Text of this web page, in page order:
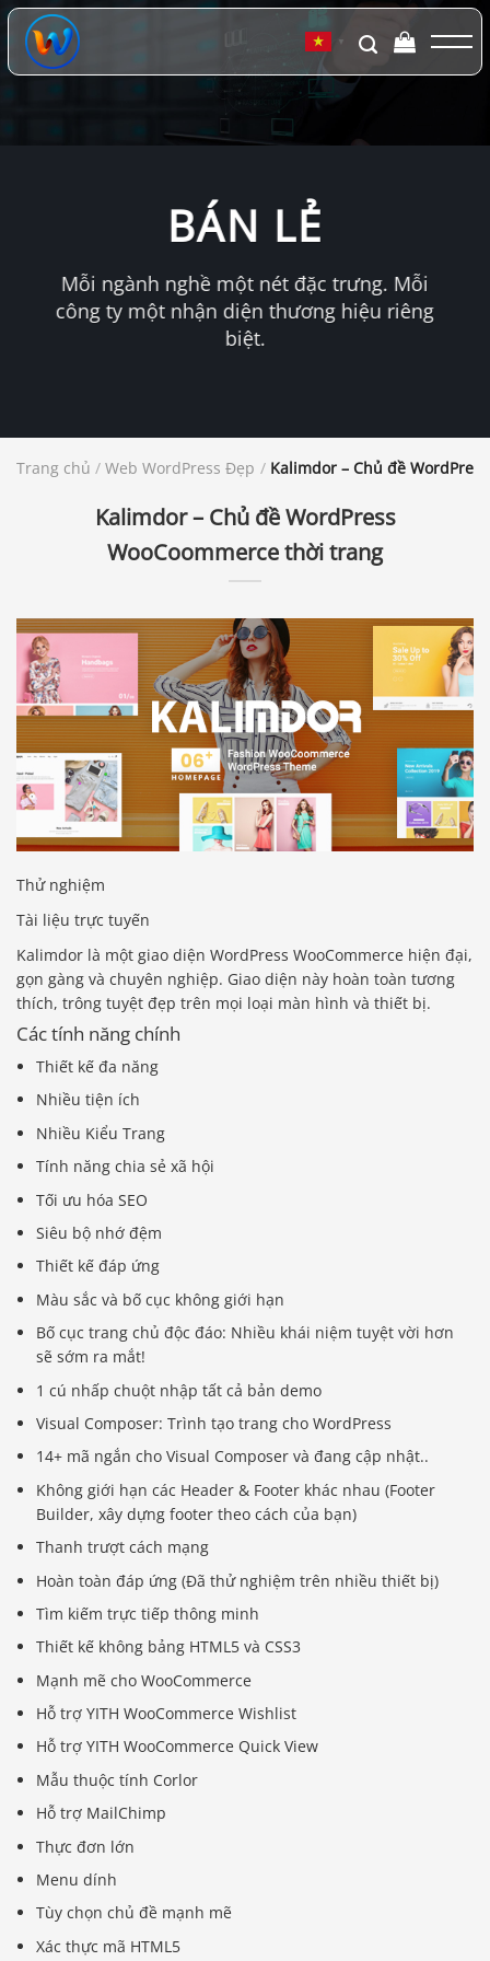
Chuyển
đến
dung
▼
BÁN LẺ
Mỗi ngành nghề một nét đặc trưng. Mỗi
công ty một nhận diện thương hiệu riêng
biệt.
Trang chủ / Web WordPress Đẹp / Kalimdor – Chủ đề
Kalimdor – Chủ đề WordPress
WooCoommerce thời trang
Thử nghiệm
Tài liệu trực tuyến
Kalimdor là một giao diện WordPress WooCommerce hiện đại,
gọn gàng và chuyên nghiệp. Giao diện này hoàn toàn tương
thích, trông tuyệt đẹp trên mọi loại màn hình và thiết bị.
Các tính năng chính
Thiết kế đa năng
Nhiều tiện ích
Nhiều Kiểu Trang
Tính năng chia sẻ xã hội
Tối ưu hóa SEO
Siêu bộ nhớ đệm
Thiết kế đáp ứng
Màu sắc và bố cục không giới hạn
Bố cục trang chủ độc đáo: Nhiều khái niệm tuyệt vời hơn
sẽ sớm ra mắt!
1 cú nhấp chuột nhập tất cả bản demo
Visual Composer: Trình tạo trang cho WordPress
14+ mã ngắn cho Visual Composer và đang cập nhật..
Không giới hạn các Header & Footer khác nhau (Footer
Builder, xây dựng footer theo cách của bạn)
Thanh trượt cách mạng
Hoàn toàn đáp ứng (Đã thử nghiệm trên nhiều thiết bị)
Tìm kiếm trực tiếp thông minh
Thiết kế không bảng HTML5 và CSS3
Mạnh mẽ cho WooCommerce
Hỗ trợ YITH WooCommerce Wishlist
Hỗ trợ YITH WooCommerce Quick View
Mẫu thuộc tính Corlor
Hỗ trợ MailChimp
Thực đơn lớn
Menu dính
Tùy chọn chủ đề mạnh mẽ
Xác thực mã HTML5